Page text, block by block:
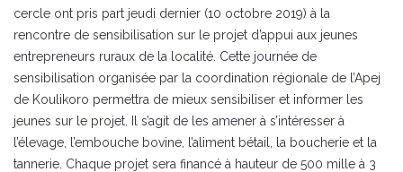
cercle ont pris part jeudi dernier (10 octobre 2019) à la
rencontre de sensibilisation sur le projet d’appui aux jeunes
entrepreneurs ruraux de la localité. Cette journée de
sensibilisation organisée par la coordination régionale de l’Apej
de Koulikoro permettra de mieux sensibiliser et informer les
jeunes sur le projet. Il s’agit de les amener à s’intéresser à
l’élevage, l’embouche bovine, l’aliment bétail, la boucherie et la
tannerie. Chaque projet sera financé à hauteur de 500 mille à 3